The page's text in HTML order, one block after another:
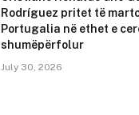
Rodríguez pritet të
Portugalia në ethet e
shumëpërfolur
July 30, 2026